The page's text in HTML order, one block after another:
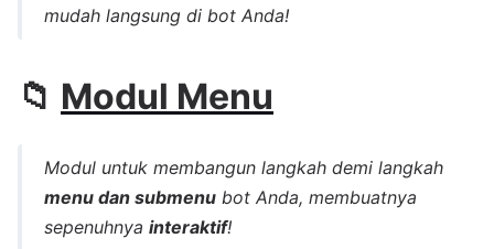
mudah langsung di bot Anda!
📁 Modul Menu
Modul untuk membangun langkah demi langkah
menu dan submenu bot Anda, membuatnya
sepenuhnya interaktif!